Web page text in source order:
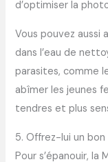
d’optimiser la
Vous pouvez
dans l’eau de
parasites, comme
abîmer les jeunes
tendres et plus
5. Offrez-lui un
Pour s’épanouir, la